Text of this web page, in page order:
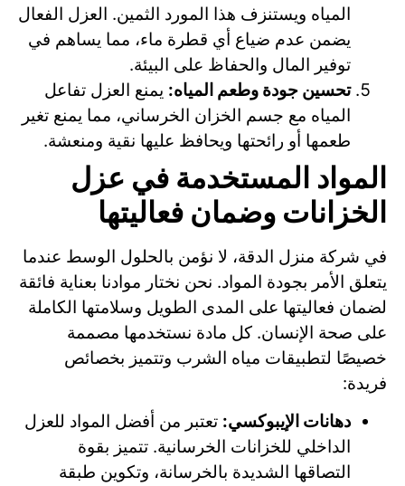
المياه ويستنزف هذا المورد الثمين. العزل الفعال
يضمن عدم ضياع أي قطرة ماء، مما يساهم في
توفير المال والحفاظ على البيئة.
تحسين جودة وطعم المياه: يمنع العزل تفاعل
المياه مع جسم الخزان الخرساني، مما يمنع تغير
طعمها أو رائحتها ويحافظ عليها نقية ومنعشة.
المواد المستخدمة في عزل
الخزانات وضمان فعاليتها
في شركة منزل الدقة، لا نؤمن بالحلول الوسط عندما
يتعلق الأمر بجودة المواد. نحن نختار موادنا بعناية فائقة
لضمان فعاليتها على المدى الطويل وسلامتها الكاملة
على صحة الإنسان. كل مادة نستخدمها مصممة
خصيصًا لتطبيقات مياه الشرب وتتميز بخصائص
فريدة:
دهانات الإيبوكسي: تعتبر من أفضل المواد للعزل
الداخلي للخزانات الخرسانية. تتميز بقوة
التصاقها الشديدة بالخرسانة، وتكوين طبقة